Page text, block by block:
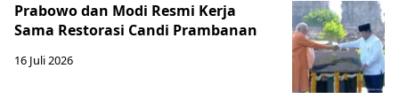
Prabowo dan Modi Resmi Kerja
Sama Restorasi Candi Prambanan
16 Juli 2026